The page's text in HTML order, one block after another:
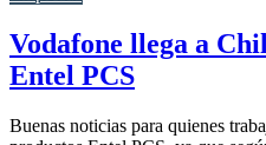
Vodafone llega a
Entel PCS
Buenas noticias para quienes